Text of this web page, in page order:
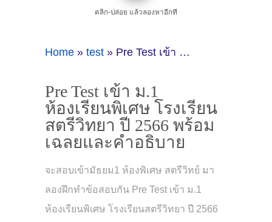
คลิก-ปล่อย แล้วลองหาอีกที
Home » test » Pre Test เข้า ม.1 ห้องเรียนพิเศษ โรงเรียนสตรีวิทยา ปี 2566 พร้อมเฉลยและคำอธิบาย
Pre Test เข้า ม.1
ห้องเรียนพิเศษ โรงเรียน
สตรีวิทยา ปี 2566 พร้อม
เฉลยและคำอธิบาย
จะสอบเข้ามัธยม1 ห้องพิเศษ สตรีวิทย์ มา
ลองฝึกทำข้อสอบกัน Pre Test เข้า ม.1
ห้องเรียนพิเศษ โรงเรียนสตรีวิทยา ปี 2566